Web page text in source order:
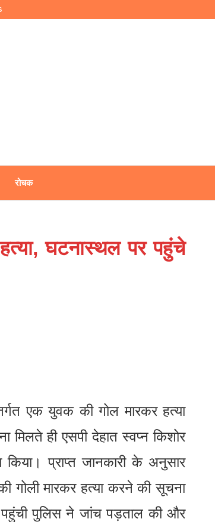
रोचक
घटनास्थल पर पहुंचे
एक युवक की गोल मारकर हत्या
ही एसपी देहात स्वप्न किशोर
प्राप्त जानकारी के अनुसार
मारकर हत्या करने की सूचना
पुलिस ने जांच पड़ताल की और